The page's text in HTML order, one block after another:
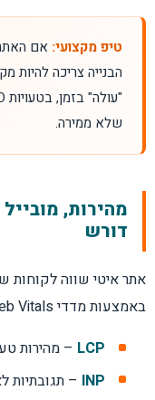
טיפ מקצועי: אם
הבנייה צריכה להיות
שלא ממירה.
דורש
אתר איטי שווה לקוחות
באמצעות מדדי Core Web Vitals – שלושה מדדים מרכזיים:
LCP – מהירות
INP – תגובתיות